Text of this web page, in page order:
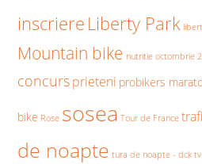
inscriere Liberty Park
Mountain bike nutritie octombrie
concursprieteni probikers
bike Rose sosea Tour de France
de noapte tura de noapte - dck tv